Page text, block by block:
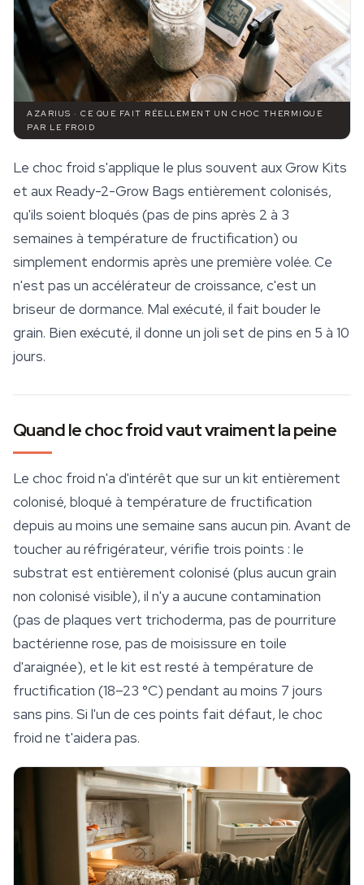
AZARIUS · CE QUE FAIT RÉELLEMENT UN CHOC THERMIQUE
PAR LE FROID
Le choc froid s'applique le plus souvent aux Grow Kits
et aux Ready-2-Grow Bags entièrement colonisés,
qu'ils soient bloqués (pas de pins après 2 à 3
semaines à température de fructification) ou
simplement endormis après une première volée. Ce
n'est pas un accélérateur de croissance, c'est un
briseur de dormance. Mal exécuté, il fait bouder le
grain. Bien exécuté, il donne un joli set de pins en 5 à 10
jours.
Quand le choc froid vaut vraiment la peine
Le choc froid n'a d'intérêt que sur un kit entièrement
colonisé, bloqué à température de fructification
depuis au moins une semaine sans aucun pin. Avant de
toucher au réfrigérateur, vérifie trois points : le
substrat est entièrement colonisé (plus aucun grain
non colonisé visible), il n'y a aucune contamination
(pas de plaques vert trichoderma, pas de pourriture
bactérienne rose, pas de moisissure en toile
d'araignée), et le kit est resté à température de
fructification (18–23 °C) pendant au moins 7 jours
sans pins. Si l'un de ces points fait défaut, le choc
froid ne t'aidera pas.